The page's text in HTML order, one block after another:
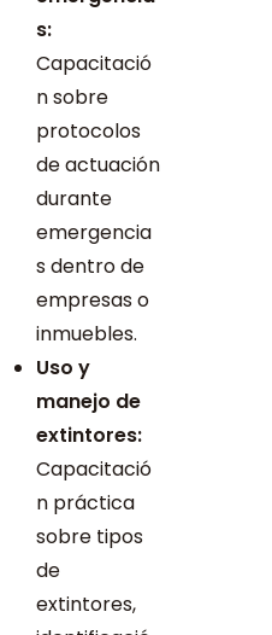
s:
Capacitació
n sobre
protocolos
de actuación
durante
emergencia
s dentro de
empresas o
inmuebles.
Uso y
manejo de
extintores:
Capacitació
n práctica
sobre tipos
de
extintores,